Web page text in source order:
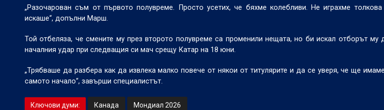
„Разочарован съм от първото полувреме. Просто усетих, че бяхме колебливи. Не играхме
искаше“, допълни Марш.
Той отбеляза, че смените му през второто полувреме са променили нещата, но би искал отборът
началния удар при следващия си мач срещу Катар на 18 юни.
„Трябваше да разбера как да извлека малко повече от някои от титулярите и да се уверя, че ще
самото начало“, завърши специалистът.
Ключови думи: Канада Мондиал 2026